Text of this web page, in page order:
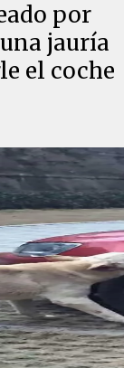
por
jauría
el coche